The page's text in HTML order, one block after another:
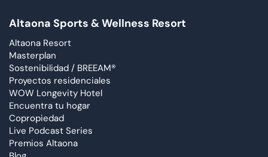
Altaona Sports & Wellness Resort
Altaona Resort
Masterplan
Sostenibilidad / BREEAM®
Proyectos residenciales
WOW Longevity Hotel
Encuentra tu hogar
Copropiedad
Live Podcast Series
Premios Altaona